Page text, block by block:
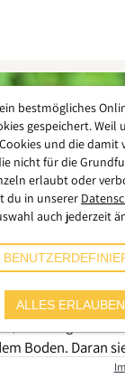
nur einige
Boden. Daran
stehen.
bestmögliches
gespeichert. Weil
und die damit
nicht für die
erlaubt oder
du in unserer
auch jederzeit
ALLES ERLAUBEN